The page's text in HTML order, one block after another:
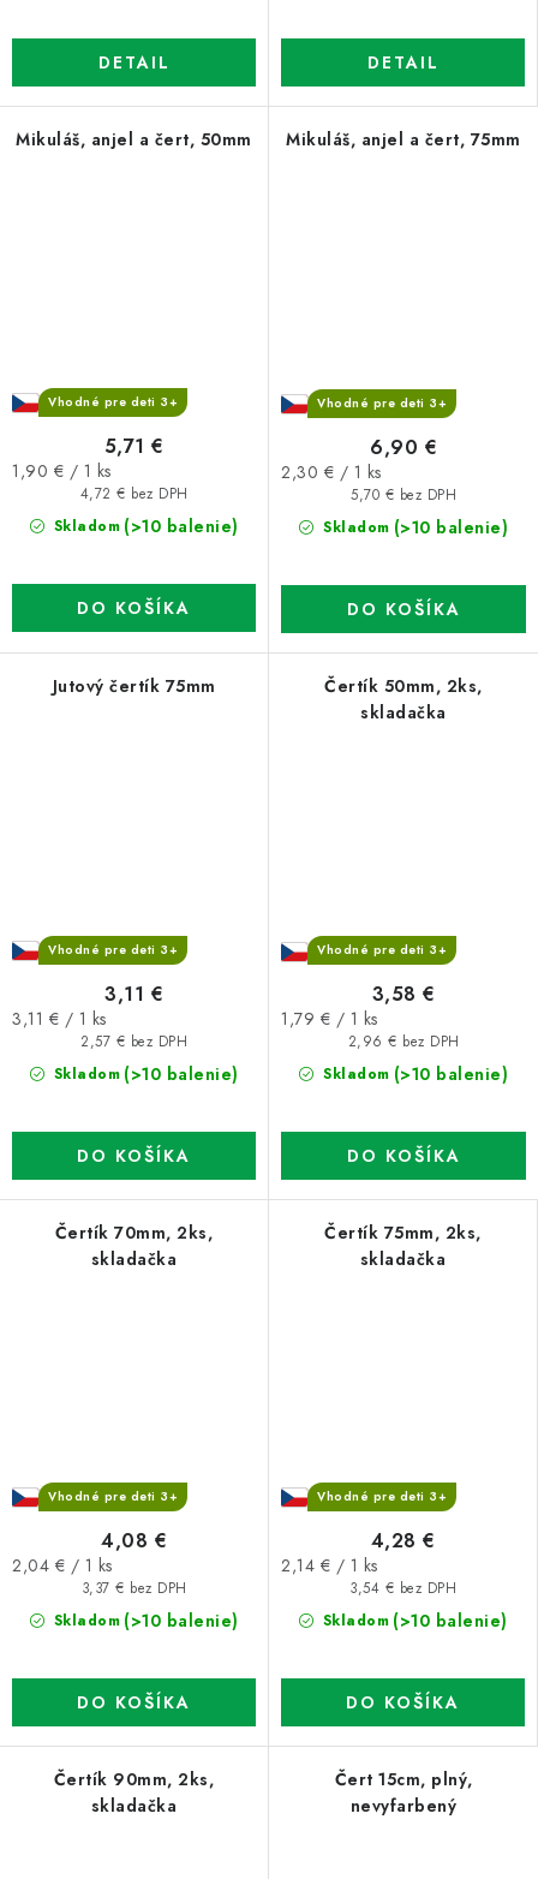
DETAIL DETAIL
Mikuláš, anjel a čert, 50mm
Vhodné pre deti 3+
Skladom (>10 balenie)
4,72 € bez DPH
5,71 €
Jednotková
1,90 € / 1 ks
DO KOŠÍKA
Mikuláš, anjel a čert, 75mm
Vhodné pre deti 3+
Skladom (>10 balenie)
5,70 € bez DPH
6,90 €
Jednotková
2,30 € / 1 ks
DO KOŠÍKA
Jutový čertík 75mm
Vhodné pre deti 3+
Skladom (>10 balenie)
2,57 € bez DPH
3,11 €
Jednotková
3,11 € / 1 ks
DO KOŠÍKA
Čertík 50mm, 2ks,
skladačka
Vhodné pre deti 3+
Skladom (>10 balenie)
2,96 € bez DPH
3,58 €
Jednotková
1,79 € / 1 ks
DO KOŠÍKA
Čertík 70mm, 2ks,
skladačka
Vhodné pre deti 3+
Skladom (>10 balenie)
3,37 € bez DPH
4,08 €
Jednotková
2,04 € / 1 ks
DO KOŠÍKA
Čertík 75mm, 2ks,
skladačka
Vhodné pre deti 3+
Skladom (>10 balenie)
3,54 € bez DPH
4,28 €
Jednotková
2,14 € / 1 ks
DO KOŠÍKA
Čertík 90mm, 2ks,
skladačka
Čert 15cm, plný,
nevyfarbený